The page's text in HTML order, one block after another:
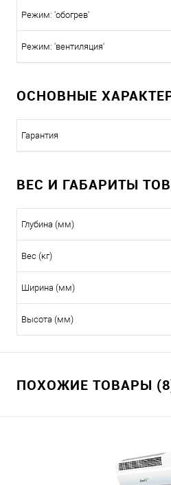
Режим: 'обогрев'
Режим: 'вентиляция'
ОСНОВНЫЕ
Гарантия
ВЕС И ГАБАРИТЫ
Глубина (мм)
Вес (кг)
Ширина (мм)
Высота (мм)
ПОХОЖИЕ ТОВАРЫ